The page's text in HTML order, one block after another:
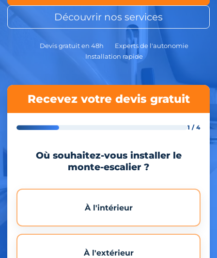
Découvrir nos services
Devis gratuit en 48h
Experts de l'autonomie
Installation rapide
Recevez votre devis gratuit
1 / 4
Où souhaitez-vous installer le
monte-escalier ?
À l'intérieur
À l'extérieur